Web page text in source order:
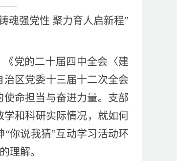
魂强党性 聚力育人启新程”
党的二十届四中全会〈建
区党委十三届十二次全会
命担当与奋进力量。支部
学和科研实际情况，就如何
你说我猜”互动学习活动环
理解。